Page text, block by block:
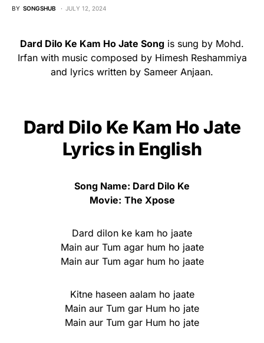
BY SONGSHUB JULY 12, 2024
Dard Dilo Ke Kam Ho Jate Song is sung by Mohd.
Irfan with music composed by Himesh Reshammiya
and lyrics written by Sameer Anjaan.
Dard Dilo Ke Kam Ho Jate
Lyrics in English
Song Name: Dard Dilo Ke
Movie: The Xpose
Dard dilon ke kam ho jaate
Main aur Tum agar hum ho jaate
Main aur Tum agar hum ho jaate
Kitne haseen aalam ho jaate
Main aur Tum gar Hum ho jate
Main aur Tum gar Hum ho jate